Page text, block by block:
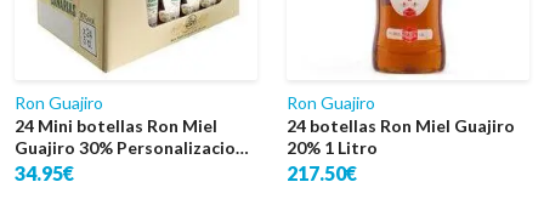
Ron Guajiro
24 Mini botellas Ron Miel
Guajiro 30% Personalizacion
Gratis
34.95€
Ron Guajiro
24 botellas Ron Miel Guajiro
20% 1 Litro
217.50€